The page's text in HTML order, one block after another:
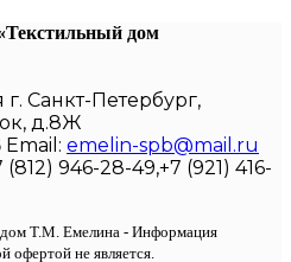
дом
г. Санкт-Петербург,
д.8Ж
Email: emelin-spb@mail.ru
(812) 946-28-49,+7 (921) 416-
Т.М. Емелина - Информация
офертой не является.